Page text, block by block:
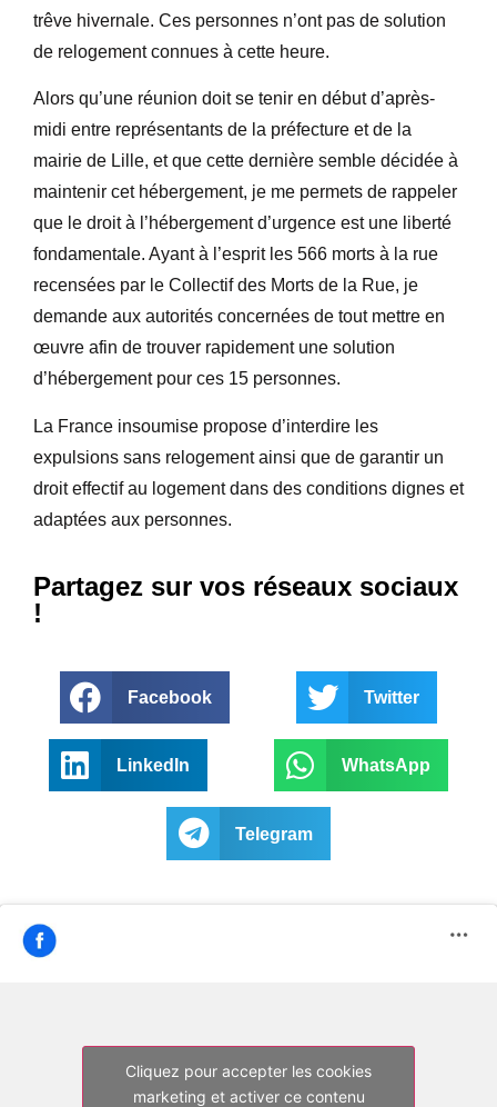
trêve hivernale. Ces personnes n’ont pas de solution
de relogement connues à cette heure.
Alors qu’une réunion doit se tenir en début d’après-
midi entre représentants de la préfecture et de la
mairie de Lille, et que cette dernière semble décidée à
maintenir cet hébergement, je me permets de rappeler
que le droit à l’hébergement d’urgence est une liberté
fondamentale. Ayant à l’esprit les 566 morts à la rue
recensées par le Collectif des Morts de la Rue, je
demande aux autorités concernées de tout mettre en
œuvre afin de trouver rapidement une solution
d’hébergement pour ces 15 personnes.
La France insoumise propose d’interdire les
expulsions sans relogement ainsi que de garantir un
droit effectif au logement dans des conditions dignes et
adaptées aux personnes.
Partagez sur vos réseaux sociaux
!
Facebook Twitter
LinkedIn WhatsApp
Telegram
Cliquez pour accepter les cookies
marketing et activer ce contenu